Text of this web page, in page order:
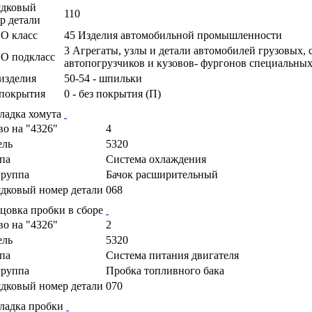
детали
110
класс
45 Изделия автомобильной промышленности
подкласс
3 Агрегаты, узлы и детали автомобилей грузовых,
автопогрузчиков и кузовов- фургонов специальных
50-54 - шпильки
0 - без покрытия (П)
хомута
на "4326"
4
5320
Система охлаждения
Бачок расширительный
номер детали 068
пробки в сборе
на "4326"
2
5320
Cистема питания двигателя
Пробка топливного бака
номер детали 070
пробки